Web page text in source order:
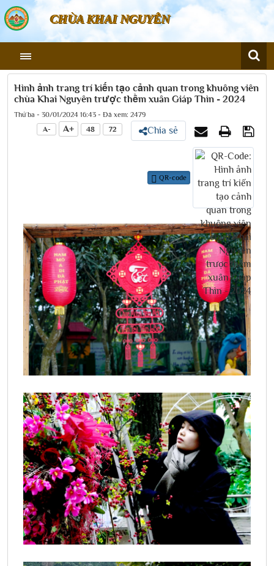
CHÙA KHAI NGUYÊN
Hình ảnh trang trí kiến tạo cảnh quan trong khuông viên
chùa Khai Nguyên trược thềm xuân Giáp Thìn - 2024
Thứ ba - 30/01/2024 16:43 - Đã xem: 2479
A-
A+ 48 72 Chia sẻ
QR-code